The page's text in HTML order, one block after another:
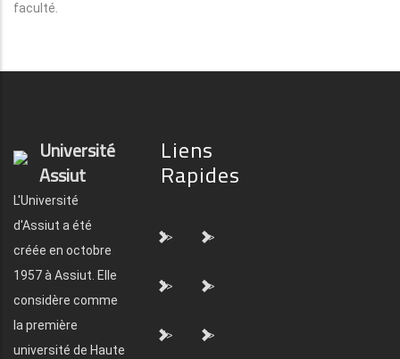
faculté.
Université
Assiut
L'Université
d'Assiut a été
créée en octobre
1957 à Assiut. Elle
considère comme
la première
université de Haute
Liens
Rapides
"> ">
"> ">
"> ">